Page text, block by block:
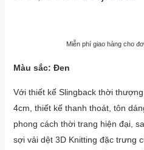
là:
Miễn phí giao hàng cho
Màu sắc: Đen
Với thiết kế Slingback thời
4cm, thiết kế thanh thoát, tôn
phong cách thời trang hiện đại,
sợi vải dệt 3D Knitting đặc trưng